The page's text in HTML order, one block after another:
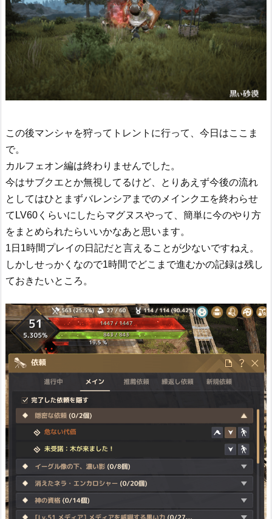
この後マンシャを狩ってトレントに行って、今日はここま
で。
カルフェオン編は終わりませんでした。
今はサブクエとか無視してるけど、とりあえず今後の流れ
としてはひとまずバレンシアまでのメインクエを終わらせ
てLV60くらいにしたらマグヌスやって、簡単に今のやり方
をまとめられたらいいかなあと思います。
1日1時間プレイの日記だと言えることが少ないですねえ。
しかしせっかくなので1時間でどこまで進むかの記録は残し
ておきたいところ。